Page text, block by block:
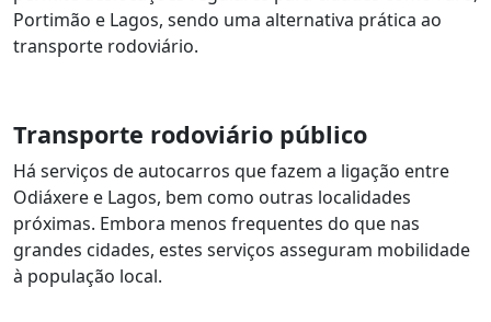
Portimão e Lagos, sendo uma alternativa prática ao
transporte rodoviário.
Transporte rodoviário público
Há serviços de autocarros que fazem a ligação entre
Odiáxere e Lagos, bem como outras localidades
próximas. Embora menos frequentes do que nas
grandes cidades, estes serviços asseguram mobilidade
à população local.